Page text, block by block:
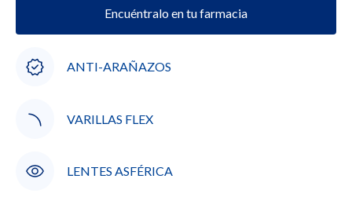
Encuéntralo en tu farmacia
ANTI-ARAÑAZOS
VARILLAS FLEX
LENTES ASFÉRICA